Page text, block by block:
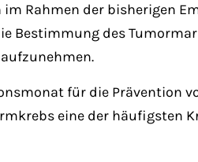
Rahmen der bisherigen
Bestimmung des
für die Prävention
eine der häufigsten